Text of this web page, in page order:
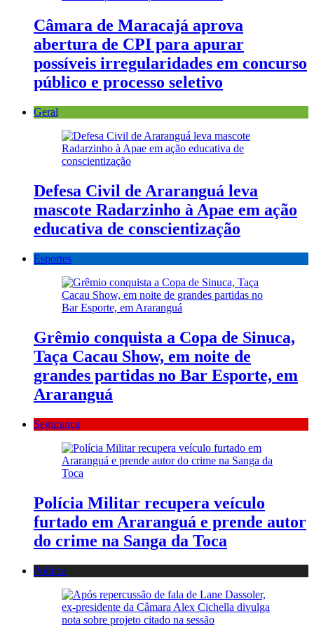
Câmara de Maracajá aprova
abertura de CPI para apurar
possíveis irregularidades em concurso
público e processo seletivo
Geral
Defesa Civil de Araranguá leva
mascote Radarzinho à Apae em ação
educativa de conscientização
Esportes
Grêmio conquista a Copa de Sinuca,
Taça Cacau Show, em noite de
grandes partidas no Bar Esporte, em
Araranguá
Segurança
Polícia Militar recupera veículo
furtado em Araranguá e prende autor
do crime na Sanga da Toca
Política